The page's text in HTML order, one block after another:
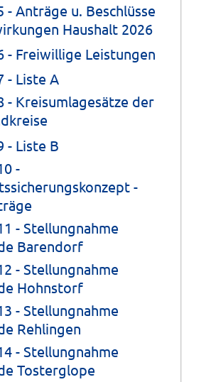
- Anträge u. Beschlüsse
Haushalt 2026
- Freiwillige Leistungen
- Liste A
- Kreisumlagesätze der
- Liste B
-
-
- Stellungnahme
Barendorf
- Stellungnahme
Hohnstorf
- Stellungnahme
Rehlingen
- Stellungnahme
Tosterglope